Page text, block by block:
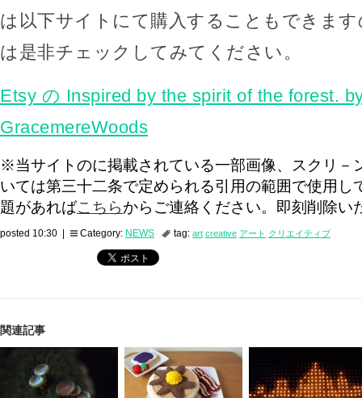
は以下サイトにて購入することもできま
は是非チェックしてみてください。
Etsy の Inspired by the spirit of the forest.
GracemereWoods
※当サイトのに掲載されている一部画像、スクリ－
いては第三十二条で定められる引用の範囲で使用し
題があればこちらからご連絡ください。即刻削除い
posted 10:30 | Category: NEWS tag: art creative アート クリエイティブ
関連記事